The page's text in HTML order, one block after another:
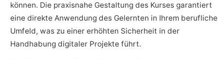
können. Die praxisnahe Gestaltung des Kurses garantiert
eine direkte Anwendung des Gelernten in Ihrem
Umfeld, was zu einer erhöhten Sicherheit in der
Handhabung digitaler Projekte führt.